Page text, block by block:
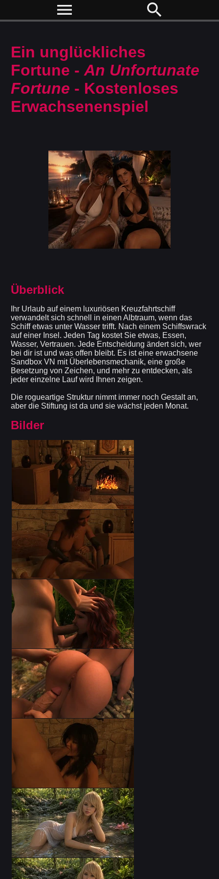
menu search
Ein unglückliches
Fortune -An Unfortunate
Fortune - Kostenloses
Erwachsenenspiel
Überblick
Ihr Urlaub auf einem luxuriösen Kreuzfahrtschiff
verwandelt sich schnell in einen Albtraum, wenn das
Schiff etwas unter Wasser trifft. Nach einem Schiffswrack
auf einer Insel. Jeden Tag kostet Sie etwas, Essen,
Wasser, Vertrauen. Jede Entscheidung ändert sich, wer
bei dir ist und was offen bleibt. Es ist eine erwachsene
Sandbox VN mit Überlebensmechanik, eine große
Besetzung von Zeichen, und mehr zu entdecken, als
jeder einzelne Lauf wird Ihnen zeigen.
Die rogueartige Struktur nimmt immer noch Gestalt an,
aber die Stiftung ist da und sie wächst jeden Monat.
Bilder